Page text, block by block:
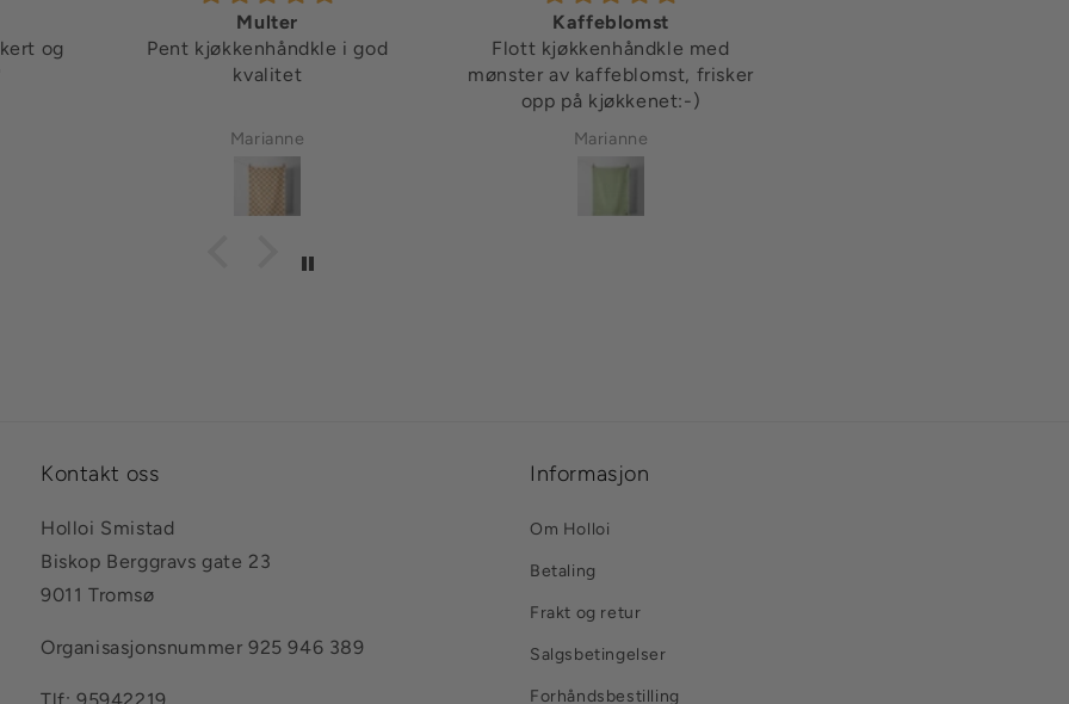
og
Multer
Pent kjøkkenhåndkle i god
kvalitet
Marianne
Kaffeblomst
Flott kjøkkenhåndkle med
mønster av kaffeblomst, frisker
opp på kjøkkenet:-)
Marianne
Kontakt oss
Holloi Smistad
Biskop Berggravs gate 23
9011 Tromsø
Organisasjonsnummer 925 946 389
Informasjon
Om Holloi
Betaling
Frakt og retur
Salgsbetingelser
Forhåndsbestilling